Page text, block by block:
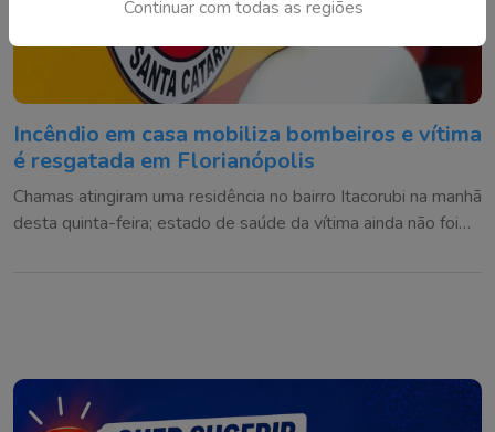
Continuar com todas as regiões
Incêndio em casa mobiliza bombeiros e vítima
é resgatada em Florianópolis
Chamas atingiram uma residência no bairro Itacorubi na manhã
desta quinta-feira; estado de saúde da vítima ainda não foi